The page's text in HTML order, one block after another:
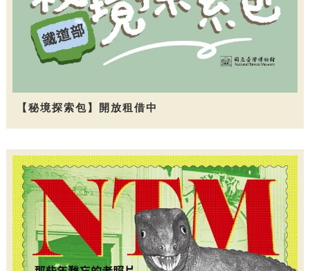
【秘境探索包】開放租借中